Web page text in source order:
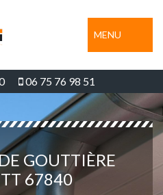
MENU
06 75 76 98 51
GOUTTIÈRE
67840